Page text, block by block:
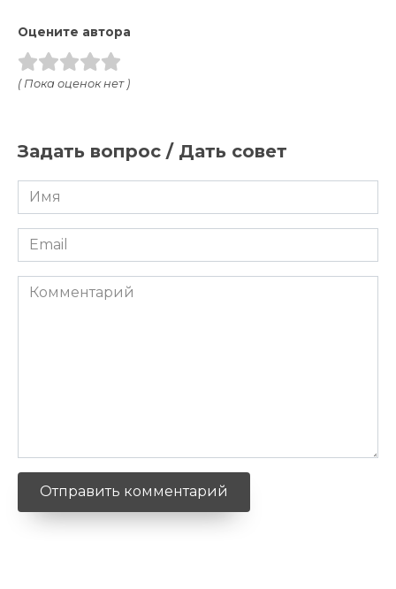
Оцените автора
( Пока оценок нет )
Задать вопрос / Дать совет
Имя
Email
Комментарий